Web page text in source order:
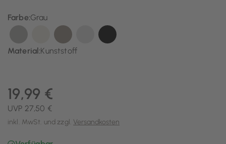
Farbe:Grau
Ausgewählt
Material:Kunststoff
19,99 €
UVP 27,50 €
inkl. MwSt. und zzgl. Versandkosten